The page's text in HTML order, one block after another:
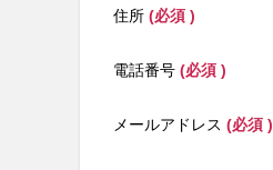
住所 (必須 )
電話番号 (必須 )
メールアドレス (必須 )